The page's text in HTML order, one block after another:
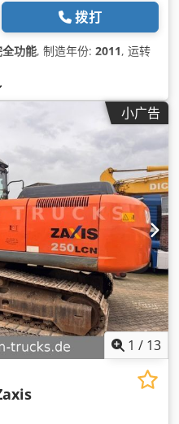
拨打
功能, 制造年份: 2011, 运转
小广告
1 / 13